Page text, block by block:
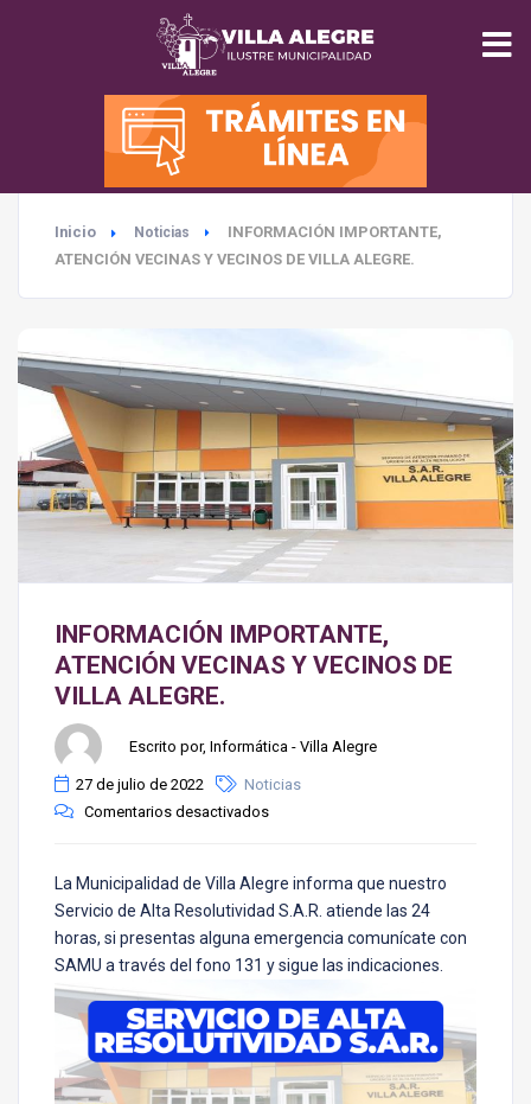
INICIO
MUNICIPALIDAD
SEGURIDAD
SALUD
TURISMO
MEDIO AMBIENTE
Inicio Noticias
INFORMACIÓN IMPORTANTE,
ATENCIÓN VECINAS Y VECINOS DE VILLA ALEGRE.
INFORMACIÓN IMPORTANTE,
ATENCIÓN VECINAS Y VECINOS DE
VILLA ALEGRE.
Escrito por, Informática - Villa Alegre
27 de julio de 2022
Noticias
Comentarios desactivados
La Municipalidad de Villa Alegre informa que nuestro
Servicio de Alta Resolutividad S.A.R. atiende las 24
horas, si presentas alguna emergencia comunícate con
SAMU a través del fono 131 y sigue las indicaciones.